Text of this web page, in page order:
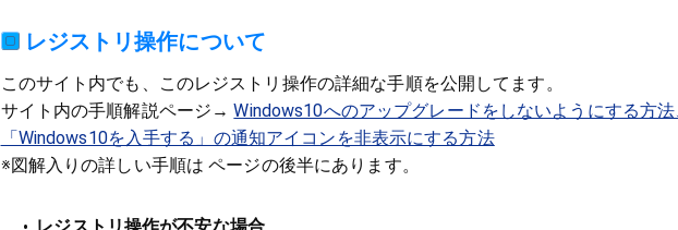
レジストリ操作について
このサイト内でも、このレジストリ操作の詳細な手順を公開してます。
サイト内の手順解説ページ→Windows10へのアップグレードをしないようにする方
「Windows10を入手する」の通知アイコンを非表示にする方法
※図解入りの詳しい手順は ページの後半にあります。